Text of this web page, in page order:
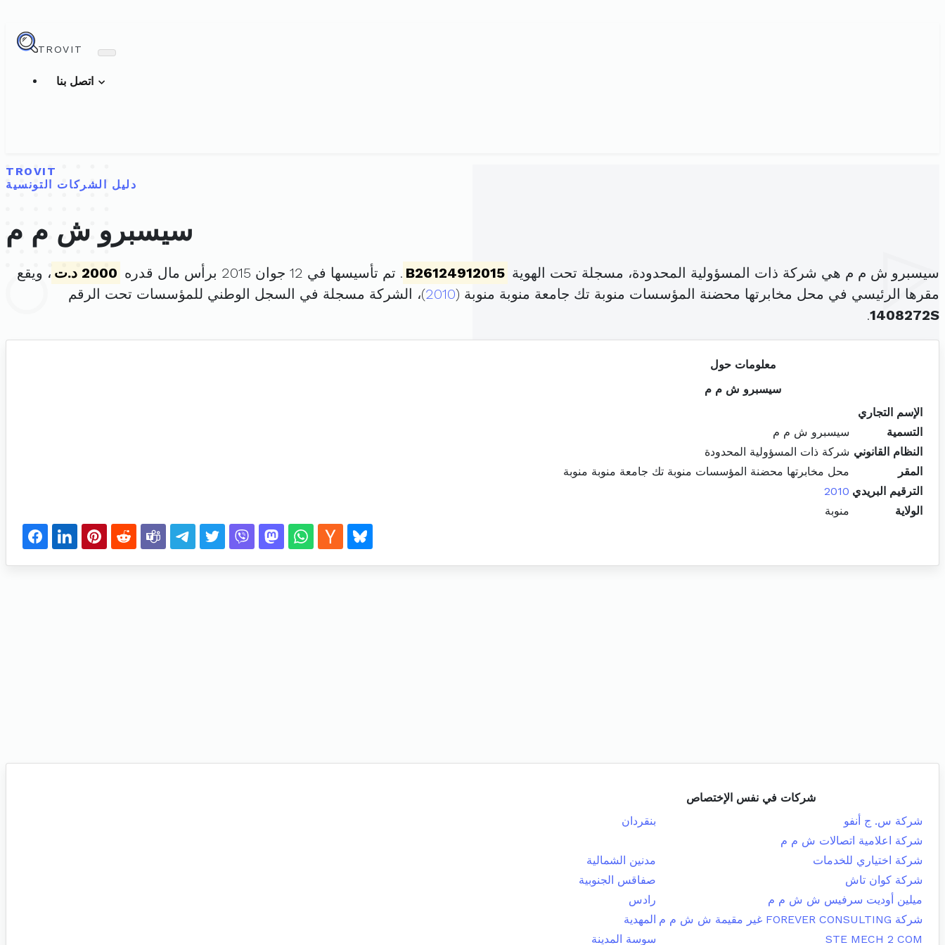
TROVIT
TROVIT
دليل الشركات التونسية
سيسبرو ش م م
سيسبرو ش م م هي شركة ذات المسؤولية المحدودة، مسجلة تحت الهوية B26124912015 . تم تأسيسها في 12 جوان 2015 برأس مال قدره 2000 د.ت
، ويقع
مقرها الرئيسي في محل مخابرتها محضنة المؤسسات منوبة تك جامعة منوبة منوبة (2010)، الشركة مسجلة في السجل الوطني للمؤسسات تحت الرقم
1408272S
.
معلومات حول
سيسبرو ش م م
الإسم التجاري
التسمية
سيسبرو ش م م
النظام القانوني شركة ذات المسؤولية المحدودة
المقر
محل مخابرتها محضنة المؤسسات منوبة تك جامعة منوبة منوبة
الترقيم البريدي 2010
الولاية
منوبة
شركات في نفس الإختصاص
شركة س. ج أنفو
بنقردان
شركة اعلامية اتصالات ش م م
شركة اختياري للخدمات
مدنين الشمالية
شركة كوان تاش
صفاقس الجنوبية
ميلين أوديت سرفيس ش ش م م
رادس
شركة FOREVER CONSULTING غير مقيمة ش ش م م
المهدية
STE MECH 2 COM
سوسة المدينة